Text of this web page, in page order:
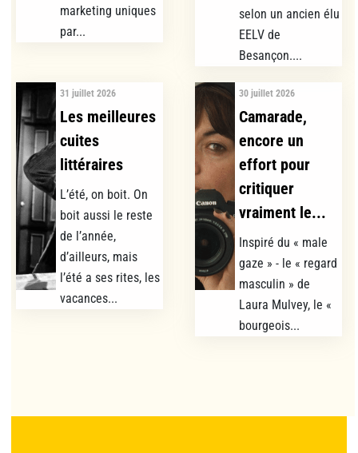
marketing uniques
par...
selon un ancien élu
EELV de
Besançon....
31 juillet 2026
Les meilleures
cuites
littéraires
L’été, on boit. On
boit aussi le reste
de l’année,
d’ailleurs, mais
l’été a ses rites, les
vacances...
30 juillet 2026
Camarade,
encore un
effort pour
critiquer
vraiment le...
Inspiré du « male
gaze » - le « regard
masculin » de
Laura Mulvey, le «
bourgeois...